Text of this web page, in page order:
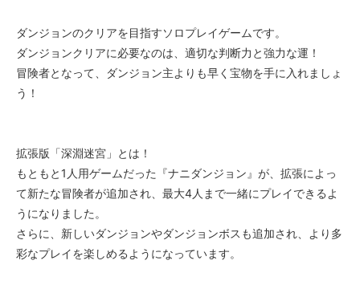
ダンジョンのクリアを目指すソロプレイゲームです。
ダンジョンクリアに必要なのは、適切な判断力と強力な運！
冒険者となって、ダンジョン主よりも早く宝物を手に入れましょ
う！
拡張版「深淵迷宮」とは！
もともと1人用ゲームだった『ナニダンジョン』が、拡張によっ
て新たな冒険者が追加され、最大4人まで一緒にプレイできるよ
うになりました。
さらに、新しいダンジョンやダンジョンボスも追加され、より多
彩なプレイを楽しめるようになっています。